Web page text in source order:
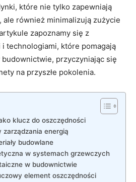
które nie tylko zapewniają
ale również ⁤minimalizują‍ zużycie
zapoznamy się⁢ z
technologiami, które pomagają
przyczyniając‌ się
na przyszłe ​pokolenia.
klucz do oszczędności
energią
budowlane
w ​systemach grzewczych
w budownictwie
element oszczędności